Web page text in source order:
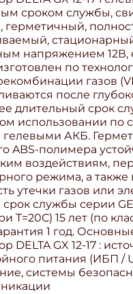
сроком службы,
герметичный,
напряжением 12В,
по
газов
после
длительный срок
использовании по
АКБ.
ABS-полимера
воздействиям,
режима, а также
утечки газов или
срок службы серии
T=20С) 15 лет (по
1 год.
DELTA GX 12-17 :
питания (ИБП /
системы